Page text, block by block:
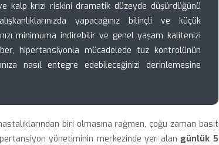
kalp krizi riskini dramatik düzeyde düşürdüğünü
yapacağınız bilinçli ve küçük
minimuma indirebilir ve genel yaşam kalitenizi
hipertansiyonla mücadelede tuz kontrolünün
nasıl entegre edebileceğinizi derinlemesine
biri olmasına rağmen, çoğu zaman basit
yönetiminin merkezinde yer alan günlük 5